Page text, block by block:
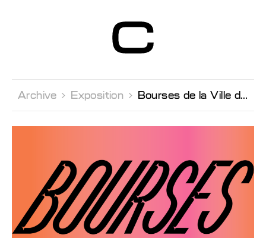
Contemporain
Genève
Archive  Exposition  Bourses de la Ville de Genève 2019